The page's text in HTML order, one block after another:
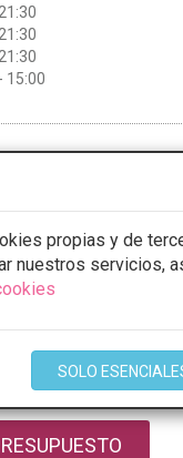
propias y de
nuestros servicios,
SOLO
15:00
MEDICO
*